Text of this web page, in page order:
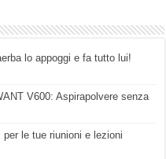
lo appoggi e fa tutto lui!
V600: Aspirapolvere senza
le tue riunioni e lezioni